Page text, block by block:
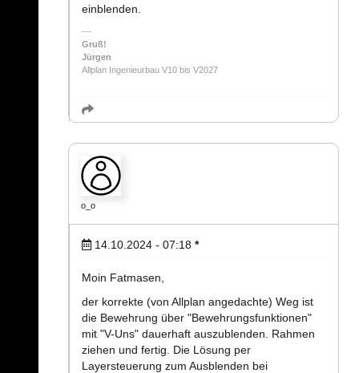
einblenden.
Gruß!
Jürgen
Allplan Ingenieurbau V10 bis V2027
o_o
14.10.2024 - 07:18 *
Moin Fatmasen,
der korrekte (von Allplan angedachte) Weg ist
die Bewehrung über "Bewehrungsfunktionen"
mit "V-Uns" dauerhaft auszublenden. Rahmen
ziehen und fertig. Die Lösung per
Layersteuerung zum Ausblenden bei